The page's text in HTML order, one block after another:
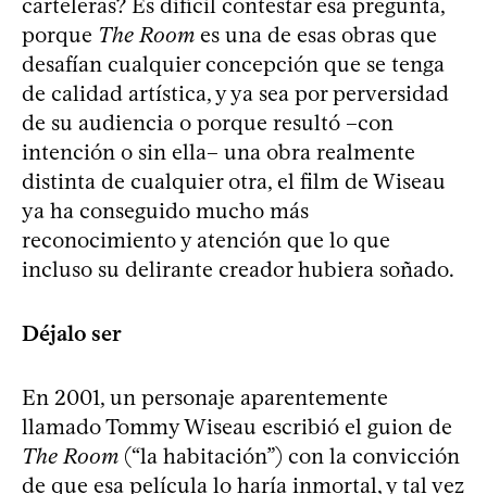
porque The Room es una de esas obras que
desafían cualquier concepción que se tenga
de calidad artística, y ya sea por perversidad
de su audiencia o porque resultó –con
intención o sin ella– una obra realmente
distinta de cualquier otra, el film de Wiseau
ya ha conseguido mucho más
reconocimiento y atención que lo que
incluso su delirante creador hubiera soñado.
Déjalo ser
En 2001, un personaje aparentemente
llamado Tommy Wiseau escribió el guion de
The Room (“la habitación”) con la convicción
de que esa película lo haría inmortal, y tal vez